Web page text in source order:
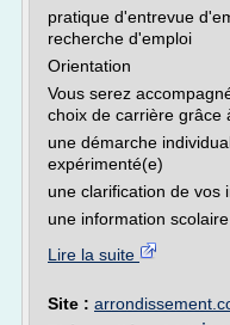
pratique d'entrevue
recherche d'emploi
Orientation
Vous serez
choix de carrière grâce
une démarche
expérimenté(e)
une clarification de vos
une information scolaire
Lire la suite
Site :